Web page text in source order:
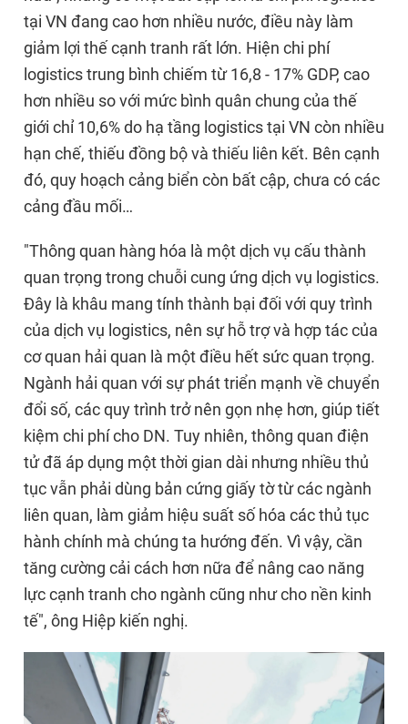
tại VN đang cao hơn nhiều nước, điều này làm
giảm lợi thế cạnh tranh rất lớn. Hiện chi phí
logistics trung bình chiếm từ 16,8 - 17% GDP, cao
hơn nhiều so với mức bình quân chung của thế
giới chỉ 10,6% do hạ tầng logistics tại VN còn nhiều
hạn chế, thiếu đồng bộ và thiếu liên kết. Bên cạnh
đó, quy hoạch cảng biển còn bất cập, chưa có các
cảng đầu mối…
"Thông quan hàng hóa là một dịch vụ cấu thành
quan trọng trong chuỗi cung ứng dịch vụ logistics.
Đây là khâu mang tính thành bại đối với quy trình
của dịch vụ logistics, nên sự hỗ trợ và hợp tác của
cơ quan hải quan là một điều hết sức quan trọng.
Ngành hải quan với sự phát triển mạnh về chuyển
đổi số, các quy trình trở nên gọn nhẹ hơn, giúp tiết
kiệm chi phí cho DN. Tuy nhiên, thông quan điện
tử đã áp dụng một thời gian dài nhưng nhiều thủ
tục vẫn phải dùng bản cứng giấy tờ từ các ngành
liên quan, làm giảm hiệu suất số hóa các thủ tục
hành chính mà chúng ta hướng đến. Vì vậy, cần
tăng cường cải cách hơn nữa để nâng cao năng
lực cạnh tranh cho ngành cũng như cho nền kinh
tế", ông Hiệp kiến nghị.